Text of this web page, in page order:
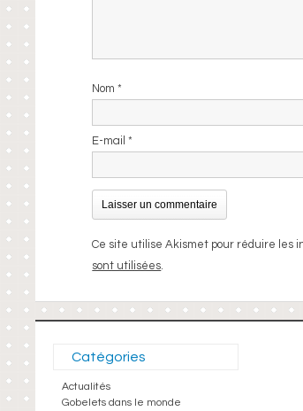
Nom*
E-mail*
Ce site utilise Akismet pour réduire les
sont utilisées.
Catégories
Actualités
Gobelets dans le monde